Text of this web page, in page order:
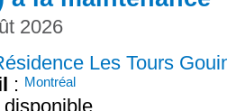
2026
Les Tours
: Montréal
disponible